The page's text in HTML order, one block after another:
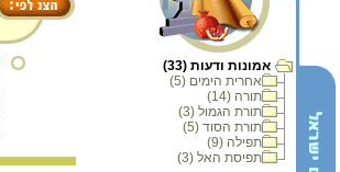
אמונות ודעות (33)
אחרית הימים (5)
תורה (14)
תורת הגמול (3)
תורת הסוד (5)
תפילה (9)
תפיסת האל (3)